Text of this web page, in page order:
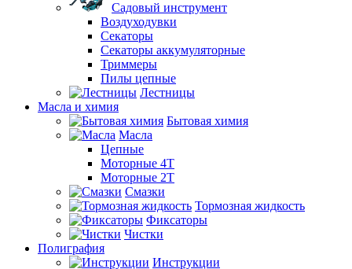
Садовый инструмент
Воздуходувки
Секаторы
Секаторы аккумуляторные
Триммеры
Пилы цепные
Лестницы
Масла и химия
Бытовая химия
Масла
Цепные
Моторные 4Т
Моторные 2Т
Смазки
Тормозная жидкость
Фиксаторы
Чистки
Полиграфия
Инструкции